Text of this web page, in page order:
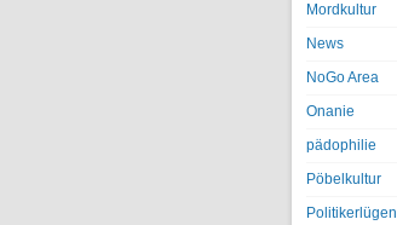
Mordkultur
News
NoGo Area
Onanie
pädophilie
Pöbelkultur
Politikerlügen